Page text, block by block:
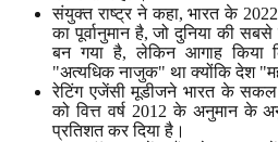
संयुक्त राष्ट्र ने कहा, भारत के
का पूर्वानुमान है, जो दुनिया की
बन गया है, लेकिन आगाह किया
"अत्यधिक नाजुक" था क्योंकि देश
रेटिंग एजेंसी मूडीजने भारत के
को वित्त वर्ष 2012 के अनुमान के
प्रतिशत कर दिया है।